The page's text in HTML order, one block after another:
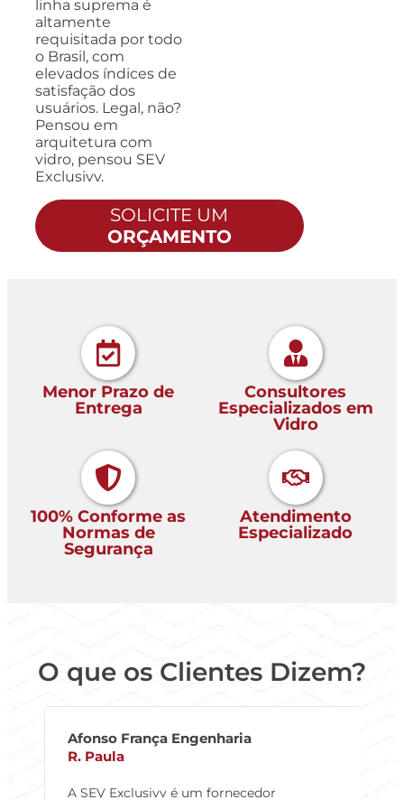
linha suprema é
altamente
requisitada por todo
o Brasil, com
elevados índices de
satisfação dos
usuários. Legal, não?
Pensou em
arquitetura com
vidro, pensou SEV
Exclusivv.
SOLICITE UM
ORÇAMENTO
Menor Prazo de
Entrega
Consultores
Especializados em
Vidro
100% Conforme as
Normas de
Segurança
Atendimento
Especializado
O que os Clientes Dizem?
Afonso França Engenharia
R. Paula
A SEV Exclusivv é um fornecedor